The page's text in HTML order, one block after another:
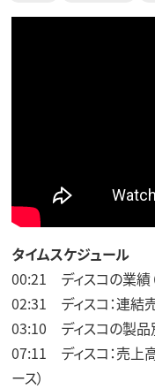
タイムスケジュール
00:21 ディスコの業績
02:31 ディスコ：連結
03:10 ディスコの製品
07:11 ディスコ：売上
ース）